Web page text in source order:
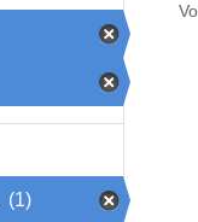
(1)